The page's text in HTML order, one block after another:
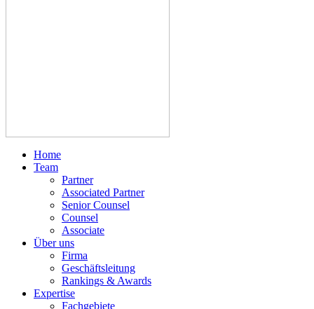
Home
Team
Partner
Associated Partner
Senior Counsel
Counsel
Associate
Über uns
Firma
Geschäftsleitung
Rankings & Awards
Expertise
Fachgebiete